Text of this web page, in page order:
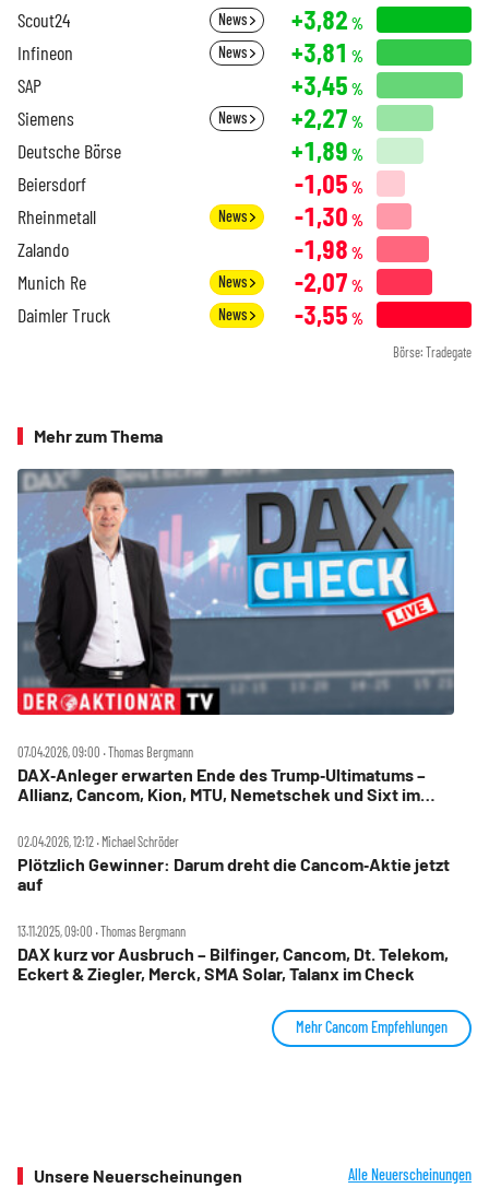
Scout24 News +3,82 %
Infineon News +3,81 %
SAP +3,45 %
Siemens News +2,27 %
Deutsche Börse +1,89 %
Beiersdorf -1,05 %
Rheinmetall News -1,30 %
Zalando -1,98 %
Munich Re News -2,07 %
Daimler Truck News -3,55 %
Börse: Tradegate
Mehr zum Thema
07.04.2026, 09:00 ‧ Thomas Bergmann
DAX‑Anleger erwarten Ende des Trump‑Ultimatums –
Allianz, Cancom, Kion, MTU, Nemetschek und Sixt im
02.04.2026, 12:12 ‧ Michael Schröder
Plötzlich Gewinner: Darum dreht die Cancom‑Aktie jetzt
auf
13.11.2025, 09:00 ‧ Thomas Bergmann
DAX kurz vor Ausbruch – Bilfinger, Cancom, Dt. Telekom,
Eckert & Ziegler, Merck, SMA Solar, Talanx im Check
Mehr Cancom Empfehlungen
Unsere Neuerscheinungen Alle Neuerscheinungen